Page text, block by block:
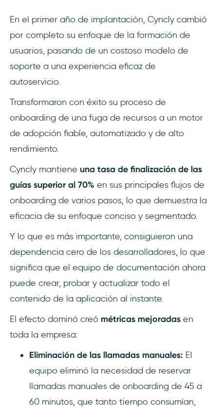
En el primer año de implantación, Cyncly cambió
por completo su enfoque de la formación de
usuarios, pasando de un costoso modelo de
soporte a una experiencia eficaz de
autoservicio.
Transformaron con éxito su proceso de
onboarding de una fuga de recursos a un motor
de adopción fiable, automatizado y de alto
rendimiento.
Cyncly mantiene una tasa de finalización de las
guías superior al 70% en sus principales flujos de
onboarding de varios pasos, lo que demuestra la
eficacia de su enfoque conciso y segmentado.
Y lo que es más importante, consiguieron una
dependencia cero de los desarrolladores, lo que
significa que el equipo de documentación ahora
puede crear, probar y actualizar todo el
contenido de la aplicación al instante.
El efecto dominó creó métricas mejoradas en
toda la empresa:
Eliminación de las llamadas manuales: El
equipo eliminó la necesidad de reservar
llamadas manuales de onboarding de 45 a
60 minutos, que tanto tiempo consumían,